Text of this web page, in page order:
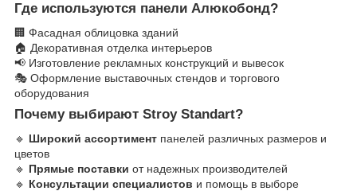
Где используются панели Алюкобонд?
🏢 Фасадная облицовка зданий
🏠 Декоративная отделка интерьеров
📢 Изготовление рекламных конструкций и вывесок
🎭 Оформление выставочных стендов и торгового
оборудования
Почему выбирают Stroy Standart?
🔹 Широкий ассортимент панелей различных размеров и
цветов
🔹 Прямые поставки от надежных производителей
🔹 Консультации специалистов и помощь в выборе